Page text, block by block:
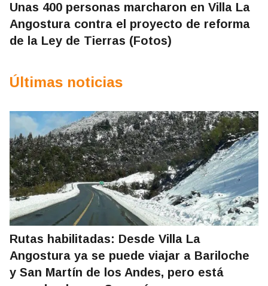
Unas 400 personas marcharon en Villa La
Angostura contra el proyecto de reforma
de la Ley de Tierras (Fotos)
Últimas noticias
Rutas habilitadas: Desde Villa La
Angostura ya se puede viajar a Bariloche
y San Martín de los Andes, pero está